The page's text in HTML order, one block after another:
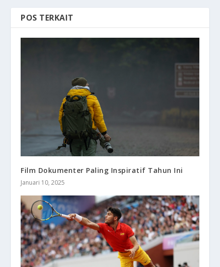
POS TERKAIT
Film Dokumenter Paling Inspiratif Tahun Ini
Januari 10, 2025